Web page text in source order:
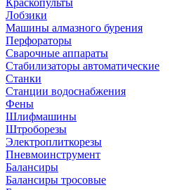
Краскопульты
Лобзики
Машины алмазного бурения
Перфораторы
Сварочные аппараты
Стабилизаторы автоматические
Станки
Станции водоснабжения
Фены
Шлифмашины
Штроборезы
Электроплиткорезы
Пневмоинструмент
Балансиры
Балансиры тросовые